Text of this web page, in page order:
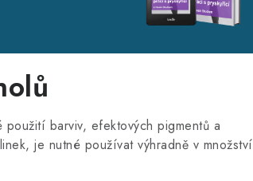
barviv, efektových pigmentů a
je nutné používat výhradně v množství